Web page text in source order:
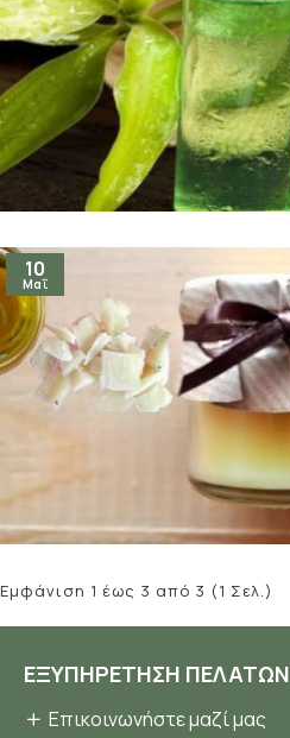
10
Μαΐ
Εμφάνιση 1 έως 3 από 3 (1 Σελ.)
ΕΞΥΠΗΡΈΤΗΣΗ ΠΕΛΑΤΏΝ
Επικοινωνήστε μαζί μας